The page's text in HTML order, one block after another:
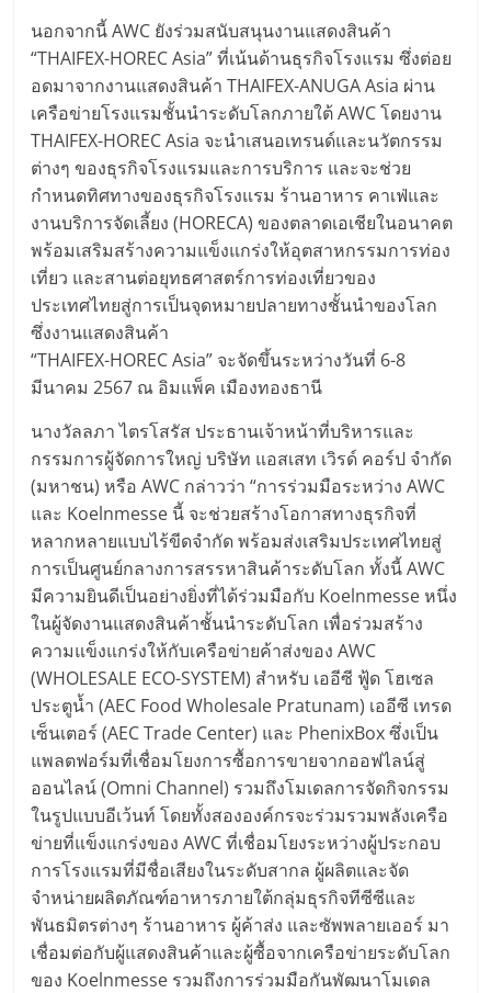
นอกจากนี้ AWC ยังร่วมสนับสนุนงานแสดงสินค้า
“THAIFEX-HOREC Asia” ที่เน้นด้านธุรกิจโรงแรม ซึ่งต่อย
อดมาจากงานแสดงสินค้า THAIFEX-ANUGA Asia ผ่าน
เครือข่ายโรงแรมชั้นนำระดับโลกภายใต้ AWC โดยงาน
THAIFEX-HOREC Asia จะนำเสนอเทรนด์และนวัตกรรม
ต่างๆ ของธุรกิจโรงแรมและการบริการ และจะช่วย
กำหนดทิศทางของธุรกิจโรงแรม ร้านอาหาร คาเฟ่และ
งานบริการจัดเลี้ยง (HORECA) ของตลาดเอเชียในอนาคต
พร้อมเสริมสร้างความแข็งแกร่งให้อุตสาหกรรมการท่อง
เที่ยว และสานต่อยุทธศาสตร์การท่องเที่ยวของ
ประเทศไทยสู่การเป็นจุดหมายปลายทางชั้นนำของโลก
ซึ่งงานแสดงสินค้า
“THAIFEX-HOREC Asia” จะจัดขึ้นระหว่างวันที่ 6-8
มีนาคม 2567 ณ อิมแพ็ค เมืองทองธานี
นางวัลลภา ไตรโสรัส ประธานเจ้าหน้าที่บริหารและ
กรรมการผู้จัดการใหญ่ บริษัท แอสเสท เวิรด์ คอร์ป จํากัด
(มหาชน) หรือ AWC กล่าวว่า “การร่วมมือระหว่าง AWC
และ Koelnmesse นี้ จะช่วยสร้างโอกาสทางธุรกิจที่
หลากหลายแบบไร้ขีดจำกัด พร้อมส่งเสริมประเทศไทยสู่
การเป็นศูนย์กลางการสรรหาสินค้าระดับโลก ทั้งนี้ AWC
มีความยินดีเป็นอย่างยิ่งที่ได้ร่วมมือกับ Koelnmesse หนึ่ง
ในผู้จัดงานแสดงสินค้าชั้นนำระดับโลก เพื่อร่วมสร้าง
ความแข็งแกร่งให้กับเครือข่ายค้าส่งของ AWC
(WHOLESALE ECO-SYSTEM) สำหรับ เออีซี ฟู้ด โฮเซล
ประตูน้ำ (AEC Food Wholesale Pratunam) เออีซี เทรด
เซ็นเตอร์ (AEC Trade Center) และ PhenixBox ซึ่งเป็น
แพลตฟอร์มที่เชื่อมโยงการซื้อการขายจากออฟไลน์สู่
ออนไลน์ (Omni Channel) รวมถึงโมเดลการจัดกิจกรรม
ในรูปแบบอีเว้นท์ โดยทั้งสององค์กรจะร่วมรวมพลังเครือ
ข่ายที่แข็งแกร่งของ AWC ที่เชื่อมโยงระหว่างผู้ประกอบ
การโรงแรมที่มีชื่อเสียงในระดับสากล ผู้ผลิตและจัด
จำหน่ายผลิตภัณฑ์อาหารภายใต้กลุ่มธุรกิจทีซีซีและ
พันธมิตรต่างๆ ร้านอาหาร ผู้ค้าส่ง และซัพพลายเออร์ มา
เชื่อมต่อกับผู้แสดงสินค้าและผู้ซื้อจากเครือข่ายระดับโลก
ของ Koelnmesse รวมถึงการร่วมมือกันพัฒนาโมเดล